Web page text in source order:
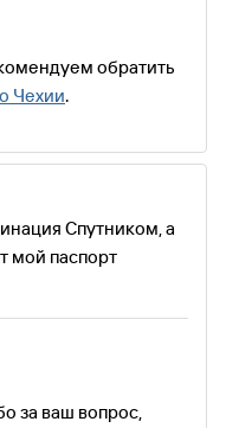
обратить
Чехии.
Спутником, а
мой паспорт
за ваш вопрос,